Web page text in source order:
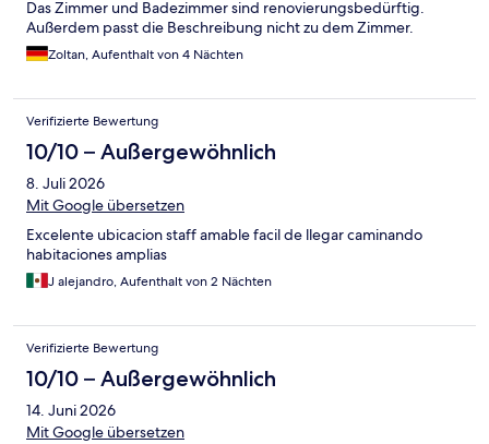
Das Zimmer und Badezimmer sind renovierungsbedürftig.
Außerdem passt die Beschreibung nicht zu dem Zimmer.
Zoltan, Aufenthalt von 4 Nächten
Verifizierte Bewertung
10/10 – Außergewöhnlich
8. Juli 2026
Mit Google übersetzen
Excelente ubicacion staff amable facil de llegar caminando
habitaciones amplias
J alejandro, Aufenthalt von 2 Nächten
Verifizierte Bewertung
10/10 – Außergewöhnlich
14. Juni 2026
Mit Google übersetzen